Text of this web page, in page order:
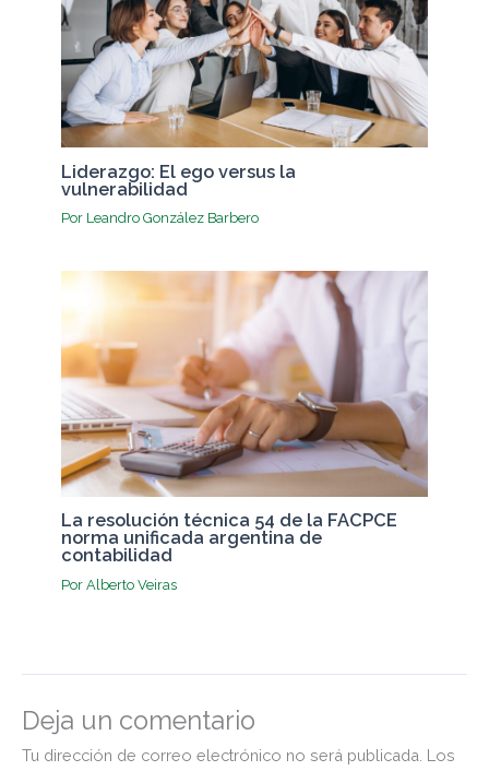
Liderazgo: El ego versus la
vulnerabilidad
Por Leandro González Barbero
La resolución técnica 54 de la FACPCE
norma unificada argentina de
contabilidad
PorAlberto Veiras
Deja un comentario
Tu dirección de correo electrónico no será publicada. Los